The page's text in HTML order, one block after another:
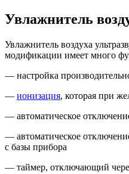
Увлажнитель
Увлажнитель воздуха
модификации имеет много
— настройка
— ионизация, которая при
— автоматическое
— автоматическое
с базы прибора
— таймер, отключающий